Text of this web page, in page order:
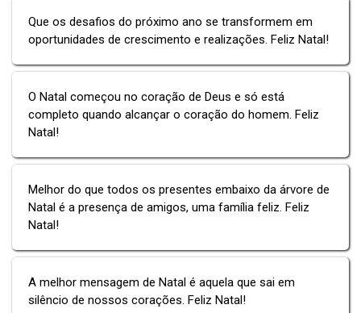
Que os desafios do próximo ano se transformem em
oportunidades de crescimento e realizações. Feliz Natal!
O Natal começou no coração de Deus e só está
completo quando alcançar o coração do homem. Feliz
Natal!
Melhor do que todos os presentes embaixo da árvore de
Natal é a presença de amigos, uma família feliz. Feliz
Natal!
A melhor mensagem de Natal é aquela que sai em
silêncio de nossos corações. Feliz Natal!